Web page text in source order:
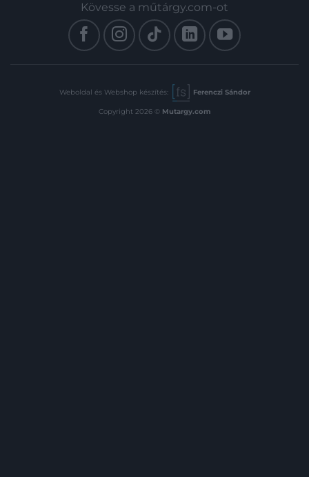
Kövesse a műtárgy.com-ot
Weboldal és Webshop készítés: Ferenczi Sándor
Copyright 2026 © Mutargy.com